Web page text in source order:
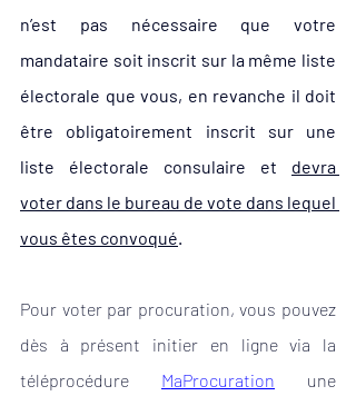
n’est pas nécessaire que votre
mandataire soit inscrit sur la même liste
électorale que vous, en revanche il doit
être obligatoirement inscrit sur une
liste électorale consulaire et devra
voter dans le bureau de vote dans lequel
vous êtes convoqué.
Pour voter par procuration, vous pouvez
dès à présent initier en ligne via la
téléprocédure MaProcuration
une